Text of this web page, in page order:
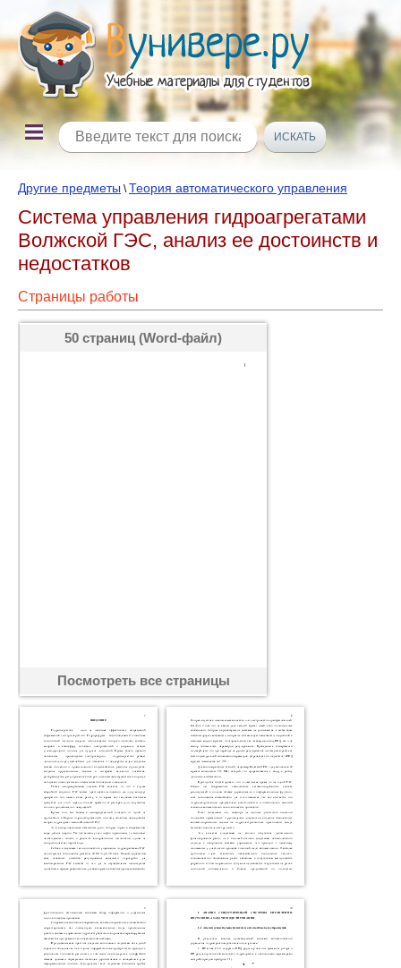
Другие предметы \Теория автоматического управления
Система управления гидроагрегатами
Волжской ГЭС, анализ ее достоинств и
недостатков
Страницы работы
50 страниц (Word-файл)
Посмотреть все страницы